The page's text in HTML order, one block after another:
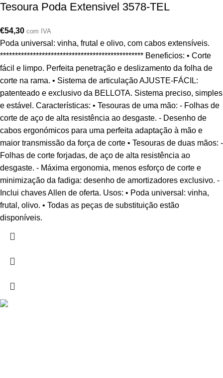
Tesoura Poda Extensivel 3578-TEL
€54,30 com IVA
Poda universal: vinha, frutal e olivo, com cabos extensíveis.
************************************************ Beneficios: • Corte
fácil e limpo. Perfeita penetração e deslizamento da folha de
corte na rama. • Sistema de articulação AJUSTE-FÁCIL:
patenteado e exclusivo da BELLOTA. Sistema preciso, simples
e estável. Características: • Tesouras de uma mão: - Folhas de
corte de aço de alta resistência ao desgaste. - Desenho de
cabos ergonómicos para uma perfeita adaptação à mão e
maior transmissão da força de corte • Tesouras de duas mãos: -
Folhas de corte forjadas, de aço de alta resistência ao
desgaste. - Máxima ergonomia, menos esforço de corte e
minimização da fadiga: desenho de amortizadores exclusivo. -
Inclui chaves Allen de oferta. Usos: • Poda universal: vinha,
frutal, olivo. • Todas as peças de substituição estão
disponíveis.